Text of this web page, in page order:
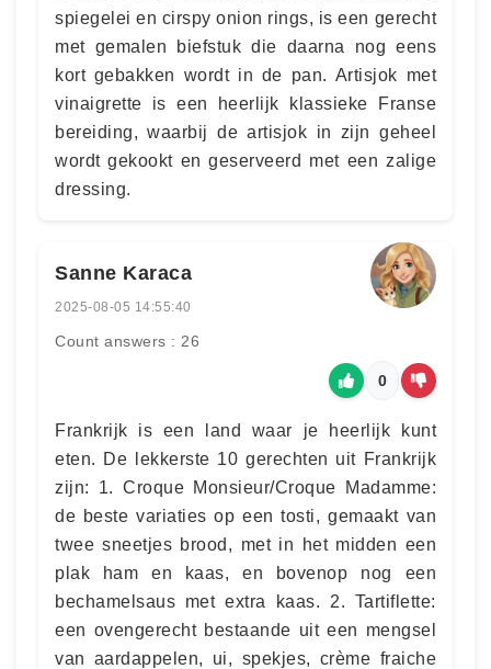
spiegelei en cirspy onion rings, is een gerecht
met gemalen biefstuk die daarna nog eens
kort gebakken wordt in de pan. Artisjok met
vinaigrette is een heerlijk klassieke Franse
bereiding, waarbij de artisjok in zijn geheel
wordt gekookt en geserveerd met een zalige
dressing.
Sanne Karaca
2025-08-05 14:55:40
Count answers : 26
0
Frankrijk is een land waar je heerlijk kunt
eten. De lekkerste 10 gerechten uit Frankrijk
zijn: 1. Croque Monsieur/Croque Madamme:
de beste variaties op een tosti, gemaakt van
twee sneetjes brood, met in het midden een
plak ham en kaas, en bovenop nog een
bechamelsaus met extra kaas. 2. Tartiflette:
een ovengerecht bestaande uit een mengsel
van aardappelen, ui, spekjes, crème fraiche